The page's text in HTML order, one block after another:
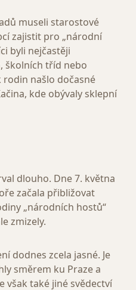
museli starostové
zajistit pro „národní
byli nejčastěji
školních tříd nebo
rodin našlo dočasné
kde obývaly sklepní
dlouho. Dne 7. května
začala přibližovat
„národních hostů“
zmizely.
dodnes zcela jasné. Je
směrem ku Praze a
však také jiné svědectví